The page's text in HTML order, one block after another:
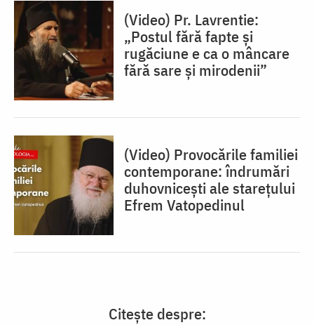
(Video) Pr. Lavrentie:
„Postul fără fapte și
rugăciune e ca o mâncare
fără sare și mirodenii”
(Video) Provocările familiei
contemporane: îndrumări
duhovnicești ale starețului
Efrem Vatopedinul
Citește despre: